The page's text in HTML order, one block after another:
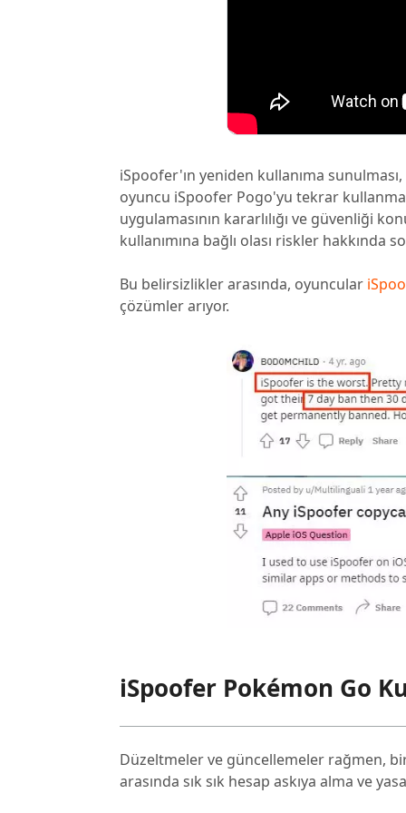
iSpoofer'ın yeniden kullanıma
oyuncu iSpoofer Pogo'yu tekrar
uygulamasının kararlılığı ve güvenliği
kullanımına bağlı olası riskler hakkında
Bu belirsizlikler arasında, oyuncular
çözümler arıyor.
iSpoofer Pokémon Go
Düzeltmeler ve güncellemeler rağmen,
arasında sık sık hesap askıya alma ve